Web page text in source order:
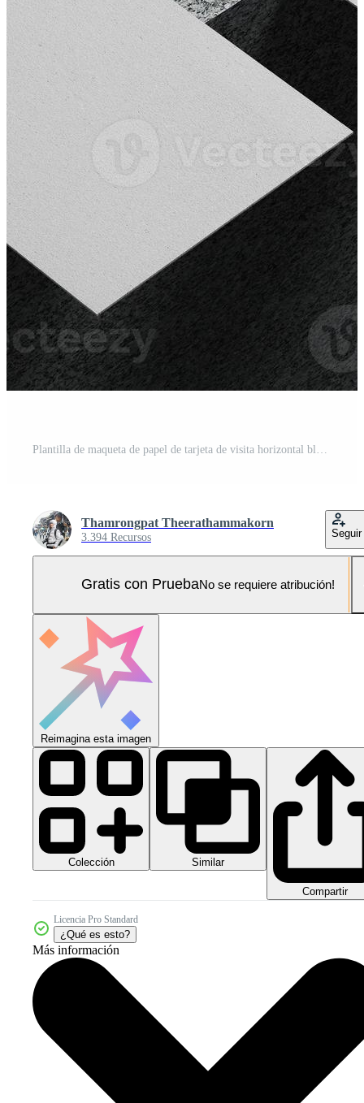
Thamrongpat Theerathammakorn
3.394 Recursos Seguir
Gratis con PruebaNo se requiere atribución!
Reimagina esta imagen
Colección Similar
Compartir
Licencia Pro Standard
¿Qué es esto?
Más información